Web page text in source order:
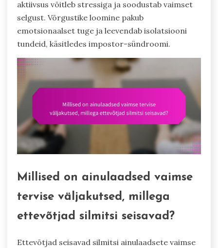
aktiivsus võitleb stressiga ja soodustab vaimset
selgust. Võrgustike loomine pakub
emotsionaalset tuge ja leevendab isolatsiooni
tundeid, käsitledes impostor-sündroomi.
Millised on ainulaadsed vaimse
tervise väljakutsed, millega
ettevõtjad silmitsi seisavad?
Ettevõtjad seisavad silmitsi ainulaadsete vaimse